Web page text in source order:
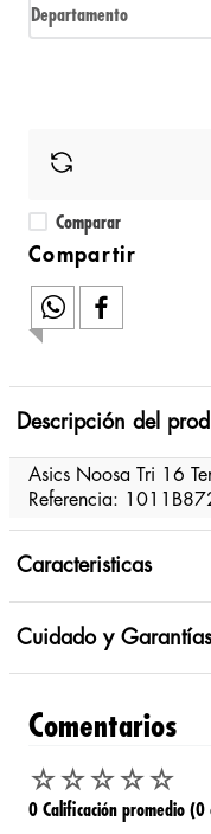
Departamento
Comparar
Descripción del
Asics Noosa Tri 16
Referencia:
Caracteristicas
Cuidado y Garantías
Comentarios
☆☆☆☆☆
0 Calificación promedio (0